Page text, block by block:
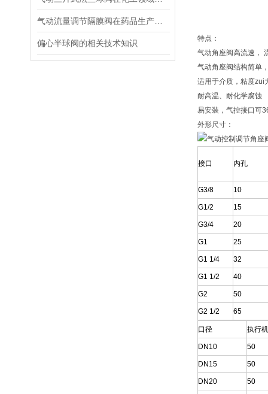
偏心半球阀的相关技术知识
特点：
气动角座阀高流速，
气动角座阀结构简单
适用于介质，粘度zui
耐高温、耐化学腐蚀
易安装，气控接口可
外形尺寸：
接口 内孔
G3/8 10
G1/2 15
G3/4 20
G1 25
G1 1/4 32
G1 1/2 40
G2 50
G2 1/2 65
口径 执行
DN10 50
DN15 50
DN20 50